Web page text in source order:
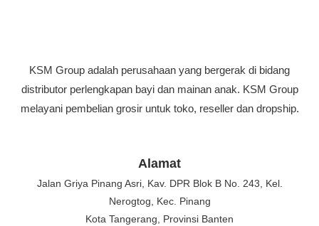
KSM Group adalah perusahaan yang bergerak di bidang
distributor perlengkapan bayi dan mainan anak. KSM Group
melayani pembelian grosir untuk toko, reseller dan dropship.
Alamat
Jalan Griya Pinang Asri, Kav. DPR Blok B No. 243, Kel.
Nerogtog, Kec. Pinang
Kota Tangerang, Provinsi Banten